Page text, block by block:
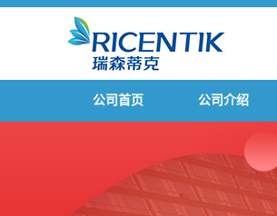
公司首页 公司介绍